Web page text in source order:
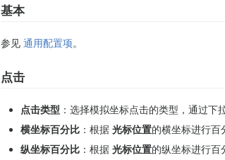
基本
参见 通用配置项。
点击
点击类型 ：选择模拟坐标点击的类型，通过下
横坐标百分比 ：根据 光标位置的横坐标进行百
纵坐标百分比 ：根据 光标位置的纵坐标进行百